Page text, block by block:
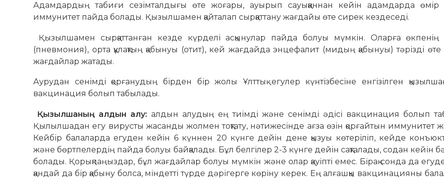
Адамдардың табиғи сезімталдығы өте жоғары, ауырып сауыққаннан кейін адамдарда өмір
иммунитет пайда болады. Қызылшамен қайталап сырқаттану жағдайы өте сирек кездеседі.
Қызылшамен сырқаттанған кезде күрделі асқынулар пайда болуы мүмкін. Оларға өкпенің
(пневмония), орта құлақтың қабынуы (отит), кей жағдайда энцефалит (мидың қабынуы) тәрізді өте
жағдайлар жатады.
Аурудан сенімді қорғанудың бірден бір жолы Ұлттық егулер күнтізбесіне енгізілген
вакцинация болып табылады.
Қызылшаның алдын алу:алдын алудың ең тиімді және сенімді әдісі вакцинация болып
Қылылшадан егу вирусты жасанды жолмен тоқтату, нәтижесінде ағза өзін қорғайтын иммунитет
Кейбір балаларда егуден кейін 6 күннен 20 күнге дейін дене қызуы көтеріліп, кейде
және бөртпелердің пайда болуы байқалады. Бұл белгілер 2-3 күнге дейін сақталады, содан кейін
болады. Қорықпаңыздар, бұл жағдайлар болуы мүмкін және олар қауіпті емес. Бірақ сонда да
қандай да бір қабыну болса, міндетті түрде дәрігерге көріну керек. Ең алғашқы вакцинацияны